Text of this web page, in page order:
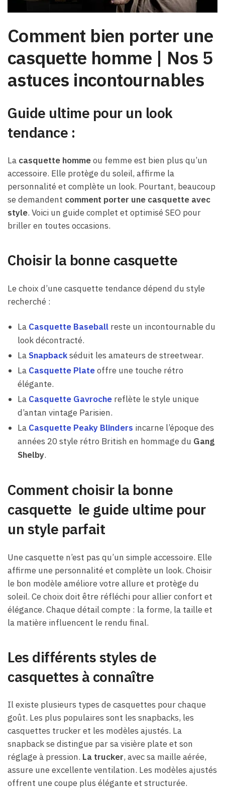
Comment bien porter une
casquette homme | Nos 5
astuces incontournables
Guide ultime pour un look
tendance :
La casquette hommeou femme est bien plus qu’un
accessoire. Elle protège du soleil, affirme la
personnalité et complète un look. Pourtant, beaucoup
se demandent comment porter une casquette avec
style. Voici un guide complet et optimisé SEO pour
briller en toutes occasions.
Choisir la bonne casquette
Le choix d’une casquette tendance dépend du style
recherché :
La Casquette Baseball reste un incontournable du
look décontracté.
LaSnapbackséduit les amateurs de streetwear.
La Casquette Plateoffre une touche rétro
élégante.
La Casquette Gavroche reflète le style unique
d’antan vintage Parisien.
La Casquette Peaky Blinders incarne l’époque des
années 20 style rétro British en hommage du Gang
Shelby.
Comment choisir la bonne
casquette le guide ultime pour
un style parfait
Une casquette n’est pas qu’un simple accessoire. Elle
affirme une personnalité et complète un look. Choisir
le bon modèle améliore votre allure et protège du
soleil. Ce choix doit être réfléchi pour allier confort et
élégance. Chaque détail compte : la forme, la taille et
la matière influencent le rendu final.
Les différents styles de
casquettes à connaître
Il existe plusieurs types de casquettes pour chaque
goût. Les plus populaires sont les snapbacks, les
casquettes trucker et les modèles ajustés. La
snapback se distingue par sa visière plate et son
réglage à pression. La trucker, avec sa maille aérée,
assure une excellente ventilation. Les modèles ajustés
offrent une coupe plus élégante et structurée.